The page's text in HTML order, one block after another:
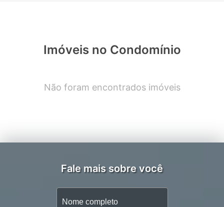
Imóveis no Condomínio
Não foram encontrados imóveis
Fale mais sobre você